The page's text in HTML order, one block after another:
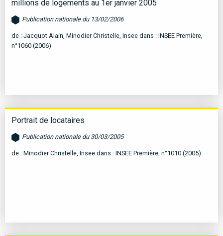
millions de logements au 1er janvier 2005
Publication nationale du 13/02/2006
de : Jacquot Alain, Minodier Christelle, Insee dans : INSEE Première,
n°1060 (2006)
Portrait de locataires
Publication nationale du 30/03/2005
de : Minodier Christelle, Insee dans : INSEE Première, n°1010 (2005)